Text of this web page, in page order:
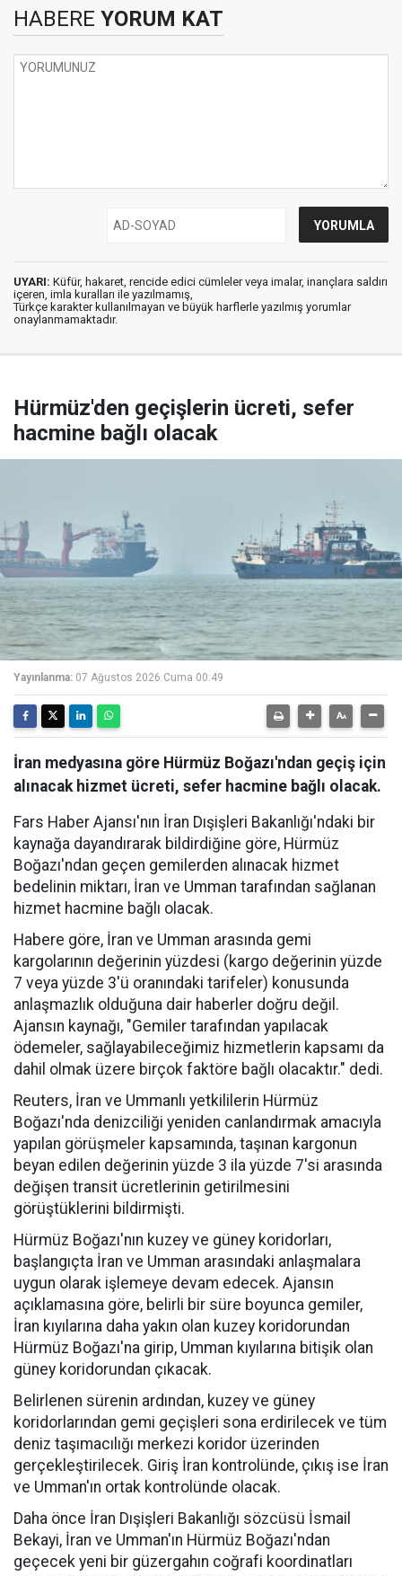
HABERE YORUM KAT
UYARI: Küfür, hakaret, rencide edici cümleler veya imalar, inançlara saldırı
içeren, imla kuralları ile yazılmamış,
Türkçe karakter kullanılmayan ve büyük harflerle yazılmış yorumlar
onaylanmamaktadır.
Hürmüz'den geçişlerin ücreti, sefer
hacmine bağlı olacak
Yayınlanma: 07 Ağustos 2026 Cuma 00:49
İran medyasına göre Hürmüz Boğazı'ndan geçiş için
alınacak hizmet ücreti, sefer hacmine bağlı olacak.
Fars Haber Ajansı'nın İran Dışişleri Bakanlığı'ndaki bir
kaynağa dayandırarak bildirdiğine göre, Hürmüz
Boğazı'ndan geçen gemilerden alınacak hizmet
bedelinin miktarı, İran ve Umman tarafından sağlanan
hizmet hacmine bağlı olacak.
Habere göre, İran ve Umman arasında gemi
kargolarının değerinin yüzdesi (kargo değerinin yüzde
7 veya yüzde 3'ü oranındaki tarifeler) konusunda
anlaşmazlık olduğuna dair haberler doğru değil.
Ajansın kaynağı, "Gemiler tarafından yapılacak
ödemeler, sağlayabileceğimiz hizmetlerin kapsamı da
dahil olmak üzere birçok faktöre bağlı olacaktır." dedi.
Reuters, İran ve Ummanlı yetkililerin Hürmüz
Boğazı'nda denizciliği yeniden canlandırmak amacıyla
yapılan görüşmeler kapsamında, taşınan kargonun
beyan edilen değerinin yüzde 3 ila yüzde 7'si arasında
değişen transit ücretlerinin getirilmesini
görüştüklerini bildirmişti.
Hürmüz Boğazı'nın kuzey ve güney koridorları,
başlangıçta İran ve Umman arasındaki anlaşmalara
uygun olarak işlemeye devam edecek. Ajansın
açıklamasına göre, belirli bir süre boyunca gemiler,
İran kıyılarına daha yakın olan kuzey koridorundan
Hürmüz Boğazı'na girip, Umman kıyılarına bitişik olan
güney koridorundan çıkacak.
Belirlenen sürenin ardından, kuzey ve güney
koridorlarından gemi geçişleri sona erdirilecek ve tüm
deniz taşımacılığı merkezi koridor üzerinden
gerçekleştirilecek. Giriş İran kontrolünde, çıkış ise İran
ve Umman'ın ortak kontrolünde olacak.
Daha önce İran Dışişleri Bakanlığı sözcüsü İsmail
Bekayi, İran ve Umman'ın Hürmüz Boğazı'ndan
geçecek yeni bir güzergahın coğrafi koordinatları